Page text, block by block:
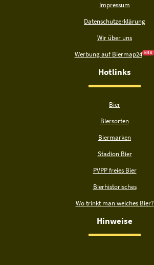
Impressum
Datenschutzerklärung
Wir über uns
Werbung auf Biermap24 N E U
Hotlinks
Bier
Biersorten
Biermarken
Stadion Bier
PVPP freies Bier
Bierhistorisches
Wo trinkt man welches Bier?
Hinweise